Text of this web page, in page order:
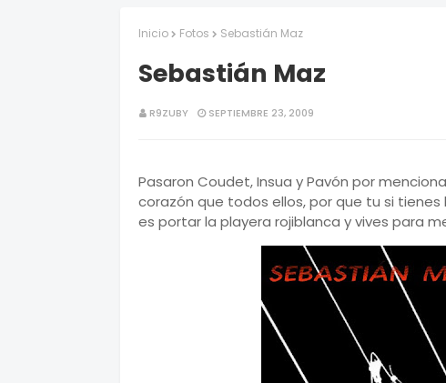
Inicio Fotos Sebastián Maz
Sebastián Maz
R9ZUBY SEPTIEMBRE 23, 2009
Pasaron Coudet, Insua y Pavón por
corazón que todos ellos, por que tu si
es portar la playera rojiblanca y vives para